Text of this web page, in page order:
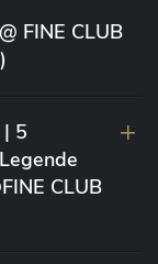
FINE CLUB
| 5
CLUB